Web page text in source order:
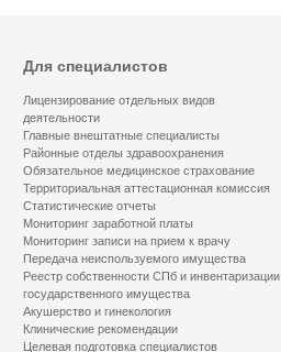
Для специалистов
Лицензирование отдельных видов
деятельности
Главные внештатные специалисты
Районные отделы здравоохранения
Обязательное медицинское страхование
Территориальная аттестационная комиссия
Статистические отчеты
Мониторинг заработной платы
Мониторинг записи на прием к врачу
Передача неиспользуемого имущества
Реестр собственности СПб и инвентаризации
государственного имущества
Акушерство и гинекология
Клинические рекомендации
Целевая подготовка специалистов